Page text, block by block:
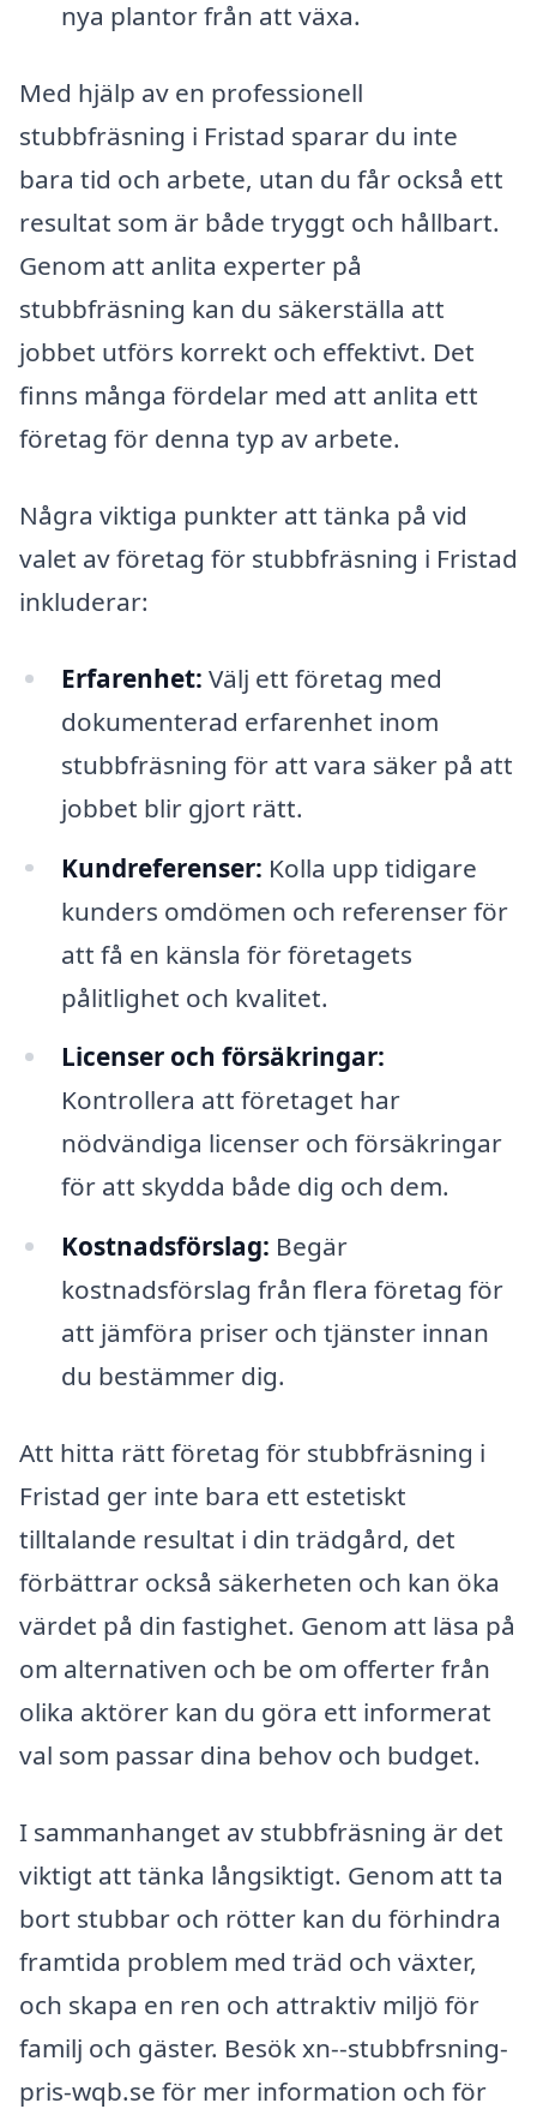
nya plantor från att växa.
Med hjälp av en professionell
stubbfräsning i Fristad sparar du inte
bara tid och arbete, utan du får också ett
resultat som är både tryggt och hållbart.
Genom att anlita experter på
stubbfräsning kan du säkerställa att
jobbet utförs korrekt och effektivt. Det
finns många fördelar med att anlita ett
företag för denna typ av arbete.
Några viktiga punkter att tänka på vid
valet av företag för stubbfräsning i Fristad
inkluderar:
Erfarenhet: Välj ett företag med
dokumenterad erfarenhet inom
stubbfräsning för att vara säker på att
jobbet blir gjort rätt.
Kundreferenser: Kolla upp tidigare
kunders omdömen och referenser för
att få en känsla för företagets
pålitlighet och kvalitet.
Licenser och försäkringar:
Kontrollera att företaget har
nödvändiga licenser och försäkringar
för att skydda både dig och dem.
Kostnadsförslag: Begär
kostnadsförslag från flera företag för
att jämföra priser och tjänster innan
du bestämmer dig.
Att hitta rätt företag för stubbfräsning i
Fristad ger inte bara ett estetiskt
tilltalande resultat i din trädgård, det
förbättrar också säkerheten och kan öka
värdet på din fastighet. Genom att läsa på
om alternativen och be om offerter från
olika aktörer kan du göra ett informerat
val som passar dina behov och budget.
I sammanhanget av stubbfräsning är det
viktigt att tänka långsiktigt. Genom att ta
bort stubbar och rötter kan du förhindra
framtida problem med träd och växter,
och skapa en ren och attraktiv miljö för
familj och gäster. Besök xn--stubbfrsning-
pris-wqb.se för mer information och för